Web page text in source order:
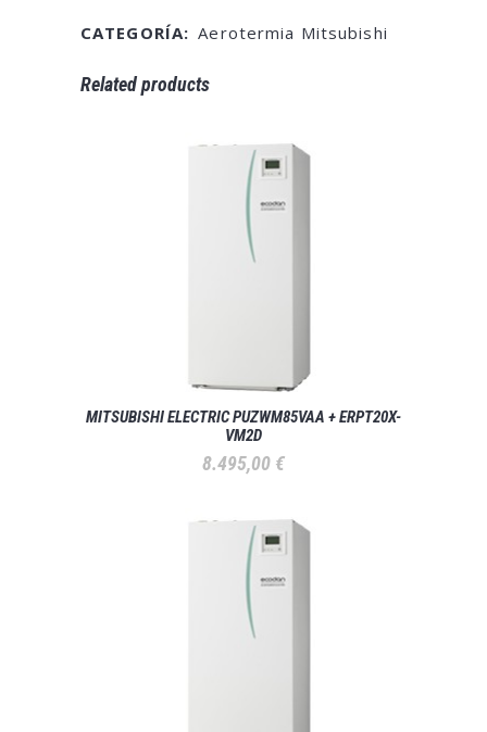
CATEGORÍA: Aerotermia Mitsubishi
Related products
MITSUBISHI ELECTRIC PUZWM85VAA + ERPT20X-
VM2D
8.495,00 €